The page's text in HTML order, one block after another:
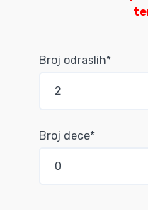
Broj odraslih*
Broj dece*